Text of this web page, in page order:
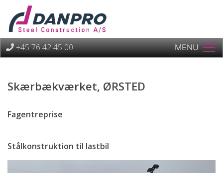
+45 76 42 45 00 MENU
Skærbækværket, ØRSTED
Fagentreprise
Stålkonstruktion til lastbil